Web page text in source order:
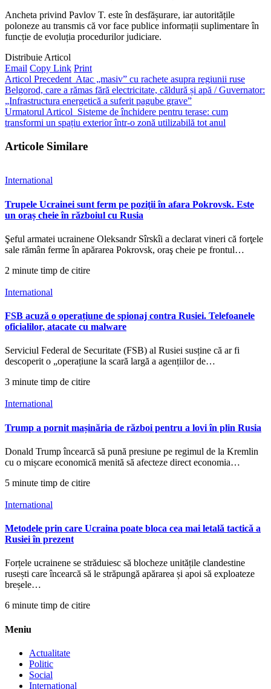
Ancheta privind Pavlov T. este în desfășurare, iar autoritățile
poloneze au transmis că vor face publice informații suplimentare în
funcție de evoluția procedurilor judiciare.
Distribuie Articol
Email Copy Link Print
Articol Precedent Atac „masiv” cu rachete asupra regiunii ruse
Belgorod, care a rămas fără electricitate, căldură și apă / Guvernator:
„Infrastructura energetică a suferit pagube grave”
Urmatorul Articol Sisteme de închidere pentru terase: cum
transformi un spațiu exterior într-o zonă utilizabilă tot anul
Articole Similare
International
Trupele Ucrainei sunt ferm pe poziţii în afara Pokrovsk. Este
un oraș cheie în războiul cu Rusia
Şeful armatei ucrainene Oleksandr Sîrskîi a declarat vineri că forţele
sale rămân ferme în apărarea Pokrovsk, oraş cheie pe frontul…
2 minute timp de citire
International
FSB acuză o operațiune de spionaj contra Rusiei. Telefoanele
oficialilor, atacate cu malware
Serviciul Federal de Securitate (FSB) al Rusiei susține că ar fi
descoperit o „operațiune la scară largă a agențiilor de…
3 minute timp de citire
International
Trump a pornit mașinăria de război pentru a lovi în plin Rusia
Donald Trump încearcă să pună presiune pe regimul de la Kremlin
cu o mișcare economică menită să afecteze direct economia…
5 minute timp de citire
International
Metodele prin care Ucraina poate bloca cea mai letală tactică a
Rusiei în prezent
Forțele ucrainene se străduiesc să blocheze unitățile clandestine
rusești care încearcă să le străpungă apărarea și apoi să exploateze
breșele…
6 minute timp de citire
Meniu
Actualitate
Politic
Social
International